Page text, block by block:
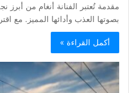
مقدمة تُعتبر الفنانة أنغام من أبرز
بصوتها العذب وأدائها المميز. مع
أكمل القراءة »